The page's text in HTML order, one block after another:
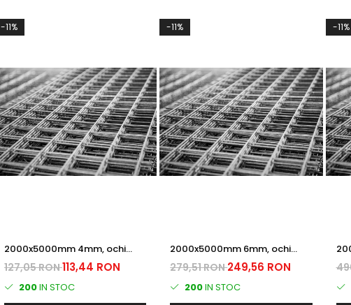
-11%
2000x5000mm 4mm, ochi
100x100 mm Standard STAS
438 PLASA SUDATA
127,05 RON113,44 RON
200IN STOC
-11%
2000x5000mm 6mm, ochi
100x100 mm Standard STAS
438 PLASA SUDATA
279,51 RON249,56 RON
200IN STOC
-11%